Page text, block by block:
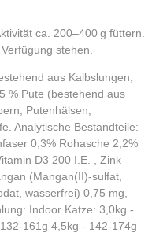
ca. 200–400 g füttern.
stehen.
aus Kalbslungen,
% Pute (bestehend aus
Putenhälsen,
Analytische Bestandteile:
0,3% Rohasche 2,2%
D3 200 I.E. , Zink
(Mangan(II)-sulfat,
wasserfrei) 0,75 mg,
Indoor Katze: 3,0kg -
161g 4,5kg - 142-174g